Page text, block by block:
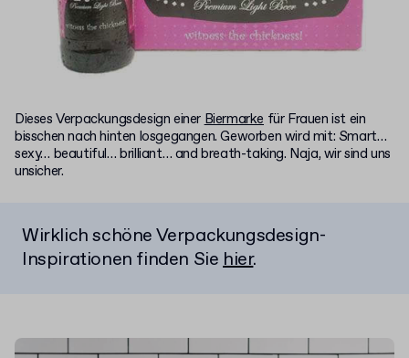
Dieses Verpackungsdesign einer Biermarke für Frauen ist ein
bisschen nach hinten losgegangen. Geworben wird mit: Smart…
sexy… beautiful… brilliant… and breath-taking. Naja, wir sind uns
unsicher.
Wirklich schöne Verpackungsdesign-
Inspirationen finden Siehier.